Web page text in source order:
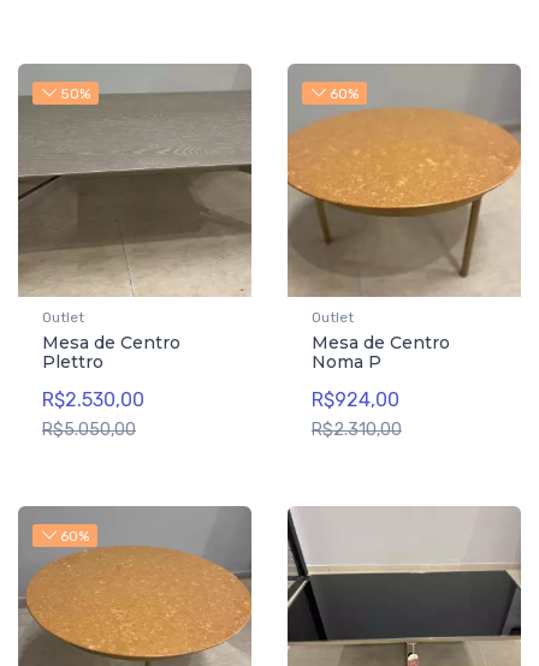
50%
Outlet
Mesa de Centro
Plettro
R$2.530,00
R$5.050,00
60%
Outlet
Mesa de Centro
Noma P
R$924,00
R$2.310,00
60%